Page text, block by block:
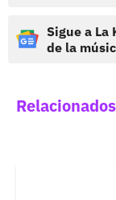
Sigue a La
de la
Relacionados